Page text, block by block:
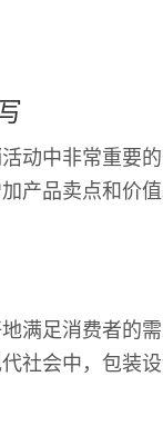
动中非常重要
产品卖点和价
满足消费者的需
社会中，包装